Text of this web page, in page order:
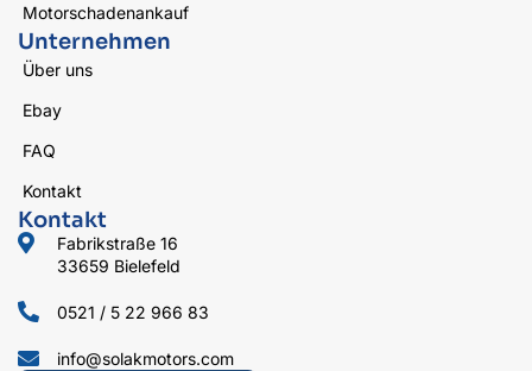
Motorschadenankauf
Unternehmen
Über uns
Ebay
FAQ
Kontakt
Kontakt
Fabrikstraße 16
33659 Bielefeld
0521 / 5 22 966 83
info@solakmotors.com